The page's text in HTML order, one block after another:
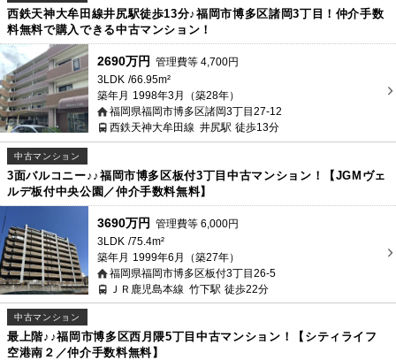
西鉄天神大牟田線井尻駅徒歩13分♪福岡市博多区諸岡3丁目！仲介手数
料無料で購入できる中古マンション！
3LDK 66.95m²
築年月 1998年3月（築28年）
福岡県福岡市博多区諸岡3丁目27-12
西鉄天神大牟田線 井尻駅 徒歩13分
2690万円 管理費等 4,700円
中古マンション
3面バルコニー♪♪福岡市博多区板付3丁目中古マンション！【JGMヴェ
ルデ板付中央公園／仲介手数料無料】
3LDK 75.4m²
築年月 1999年6月（築27年）
福岡県福岡市博多区板付3丁目26-5
ＪＲ鹿児島本線 竹下駅 徒歩22分
3690万円 管理費等 6,000円
中古マンション
最上階♪♪福岡市博多区西月隈5丁目中古マンション！【シティライフ
空港南２／仲介手数料無料】